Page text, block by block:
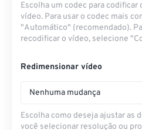
Escolha um codec para codificar
vídeo. Para usar o codec mais
"Automático" (recomendado).
recodificar o vídeo, selecione
Redimensionar vídeo
Nenhuma mudança
Escolha como deseja ajustar as
você selecionar resolução ou